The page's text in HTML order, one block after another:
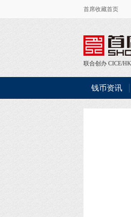
首席收藏首页
联合创办 CICE/
钱币资讯